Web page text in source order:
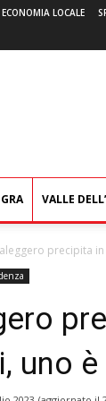
ECONOMIA LOCALE
VALLE
precipita
uno è